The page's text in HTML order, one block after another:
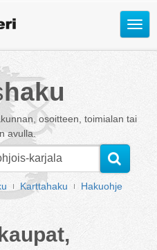
Avaa
haku
osoitteen, toimialan tai
avulla.
Karttahaku Hakuohje